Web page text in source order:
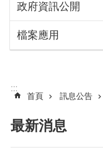
訊
息
公
識
動
局
政府資訊公開
檔案應用
:::
首頁 訊息公告
最新消息